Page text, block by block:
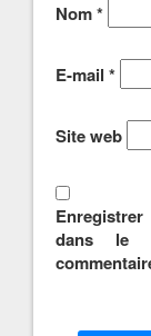
Nom*
E-mail *
Site web
dans le